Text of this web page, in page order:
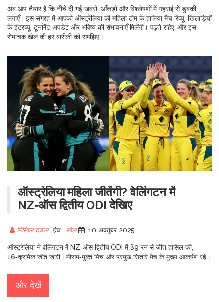
अब आप तैयार हैं कि नीचे दी गई खबरों, आँकड़ों और विश्लेषणों में गहराई से डुबकी
लगाएँ। इस संग्रह में आपको ऑस्ट्रेलिया की महिला टीम के हालिया मैच रिव्यू, खिलाड़ियों
के इंटरव्यू, टूर्नामेंट अपडेट और भविष्य की संभावनाएँ मिलेंगी। पढ़ते रहिए, और इस
रोमांचक खेल की हर बारीकी को समझिए।
ऑस्ट्रेलिया महिला जीतेंगी? वेलिंगटन में
NZ‑ऑस द्वितीय ODI देखिए
निखिल दयाल इंच: खेल 10 अक्तूबर 2025
ऑस्ट्रेलिया ने वेलिंगटन में NZ‑ऑस द्वितीय ODI में 89 रन से जीत हासिल की,
16‑क्रमिक जीत जारी। मौसम‑मुक्त पिच और प्रमुख सितारे मैच के मुख्य आकर्षण रहे।
और देखें